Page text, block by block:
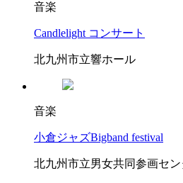
音楽
Candlelight コンサート
北九州市立響ホール
音楽
小倉ジャズBigband festival
北九州市立男女共同参画セ